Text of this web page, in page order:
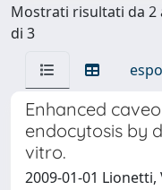
Mostrati risultati da 2
di 3
Enhanced
endocytosis by
vitro.
2009-01-01